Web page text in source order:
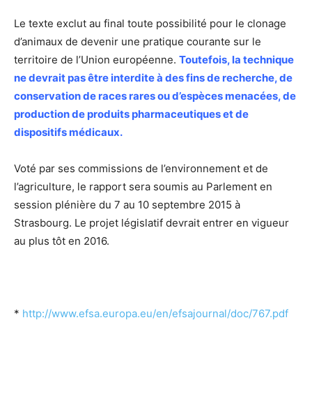
Le texte exclut au final toute possibilité pour le clonage
d’animaux de devenir une pratique courante sur le
territoire de l’Union européenne. Toutefois, la technique
ne devrait pas être interdite à des fins de recherche, de
conservation de races rares ou d’espèces menacées, de
production de produits pharmaceutiques et de
dispositifs médicaux.
Voté par ses commissions de l’environnement et de
l’agriculture, le rapport sera soumis au Parlement en
session plénière du 7 au 10 septembre 2015 à
Strasbourg. Le projet législatif devrait entrer en vigueur
au plus tôt en 2016.
* http://www.efsa.europa.eu/en/efsajournal/doc/767.pdf